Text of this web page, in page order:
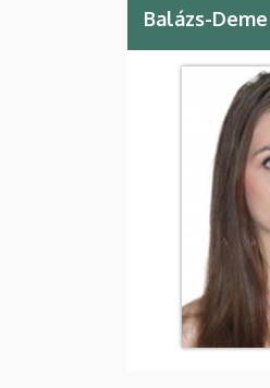
Balázs-